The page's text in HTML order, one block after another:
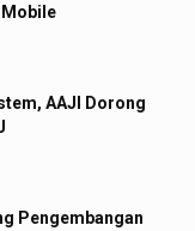
Mobile
AAJI Dorong
Pengembangan